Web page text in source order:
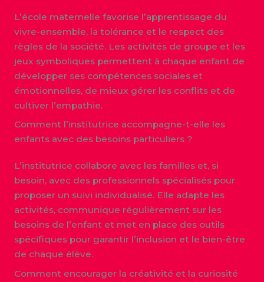
L’école maternelle favorise l’apprentissage du
vivre-ensemble, la tolérance et le respect des
règles de la société. Les activités de groupe et les
jeux symboliques permettent à chaque enfant de
développer ses compétences sociales et
émotionnelles, de mieux gérer les conflits et de
cultiver l’empathie.
Comment l’institutrice accompagne-t-elle les
enfants avec des besoins particuliers ?
L’institutrice collabore avec les familles et, si
besoin, avec des professionnels spécialisés pour
proposer un suivi individualisé. Elle adapte les
activités, communique régulièrement sur les
besoins de l’enfant et met en place des outils
spécifiques pour garantir l’inclusion et le bien-être
de chaque élève.
Comment encourager la créativité et la curiosité